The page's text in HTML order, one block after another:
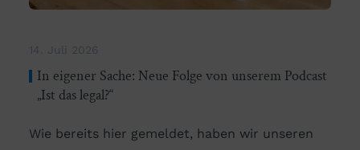
14. Juli 2026
In eigener Sache: Neue Folge von unserem Podcast
„Ist das legal?“
Wie bereits hier gemeldet, haben wir unseren